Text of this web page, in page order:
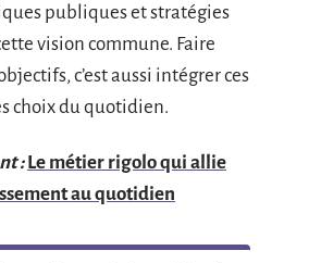
publiques et stratégies
vision commune. Faire
c’est aussi intégrer ces
choix du quotidien.
: Le métier rigolo qui allie
au quotidien